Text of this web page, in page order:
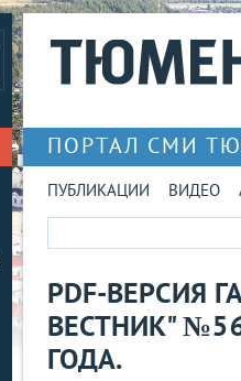
ПОРТАЛ СМИ
ПУБЛИКАЦИИ ВИДЕО
PDF-ВЕРСИЯ
ВЕСТНИК"
ГОДА.